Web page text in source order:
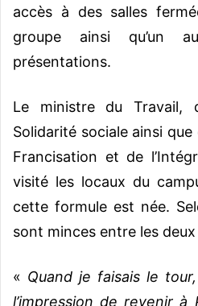
accès à des salles
groupe ainsi qu’un
présentations.
Le ministre du Travail,
Solidarité sociale ainsi que
Francisation et de
visité les locaux du
cette formule est née.
sont minces entre les
« Quand je faisais le tour,
l’impression de revenir à